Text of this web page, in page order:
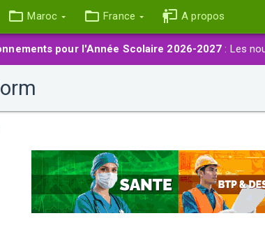
Maroc France A propos
pour l'Année Scolaire 2026-2027 : Les